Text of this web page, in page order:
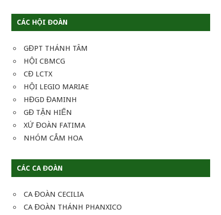
CÁC HỘI ĐOÀN
GĐPT THÁNH TÂM
HỘI CBMCG
CĐ LCTX
HỘI LEGIO MARIAE
HĐGD ĐAMINH
GĐ TẬN HIẾN
XỨ ĐOÀN FATIMA
NHÓM CẮM HOA
CÁC CA ĐOÀN
CA ĐOÀN CECILIA
CA ĐOÀN THÁNH PHANXICO